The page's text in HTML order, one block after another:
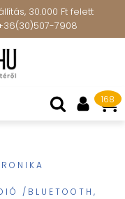
30.000 Ft felett
7908
168
/BLUETOOTH,